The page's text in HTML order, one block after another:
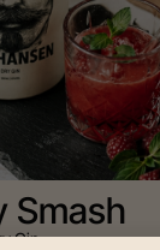
Smash
Gin